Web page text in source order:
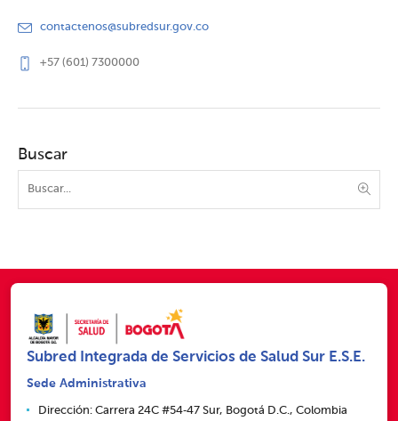
contactenos@subredsur.gov.co
+57 (601) 7300000
Buscar
Subred Integrada de Servicios de Salud Sur E.S.E.
Sede Administrativa
Dirección: Carrera 24C #54‑47 Sur, Bogotá D.C., Colombia